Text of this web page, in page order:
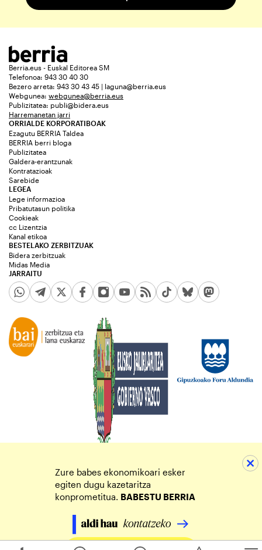
Berria.eus - Euskal Editorea SM
Telefonoa: 943 30 40 30
Bezero arreta: 943 30 43 45 | laguna@berria.eus
Webgunea: webgunea@berria.eus
Publizitatea: publi@bidera.eus
Harremanetan jarri
ORRIALDE KORPORATIBOAK
Ezagutu BERRIA Taldea
BERRIA berri bloga
Publizitatea
Galdera-erantzunak
Kontratazioak
Sarebide
JARRAITU
LEGEA
Lege informazioa
Pribatutasun politika
Cookieak
cc Lizentzia
Kanal etikoa
BESTELAKO ZERBITZUAK
Bidera zerbitzuak
Midas Media
Zure babes ekonomikoari esker
egiten dugu kazetaritza
konprometitua. BABESTU BERRIA